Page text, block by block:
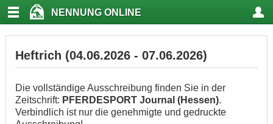
NENNUNG ONLINE
Heftrich (04.06.2026 - 07.06.2026)
Die vollständige Ausschreibung finden Sie in der
Zeitschrift: PFERDESPORT Journal (Hessen).
Verbindlich ist nur die genehmigte und gedruckte